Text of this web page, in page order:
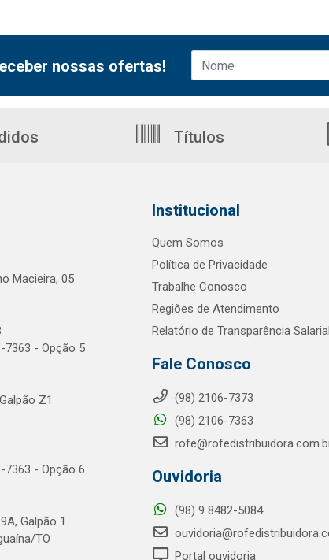
nossas ofertas!
Títulos
Macieira, 05
7363 - Opção 5
Z1
7363 - Opção 6
Galpão 1
TO
Institucional
Quem Somos
Política de Privacidade
Trabalhe Conosco
Regiões de Atendimento
Relatório de Transparência Salarial
Fale Conosco
(98) 2106-7373
(98) 2106-7363
Ouvidoria
(98) 9 8482-5084
Portal ouvidoria